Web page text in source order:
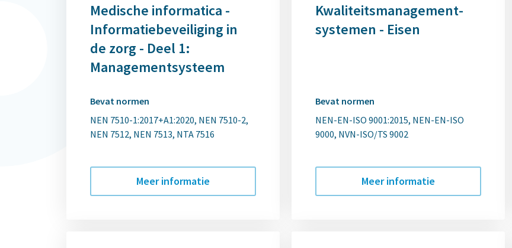
Medische informatica -
Informatiebeveiliging in
de zorg - Deel 1:
Managementsysteem
Bevat normen
NEN 7510-1:2017+A1:2020 NEN 7510-2
NEN 7512 NEN 7513 NTA 7516
Meer informatie
Kwaliteitsmanagement­
systemen - Eisen
Bevat normen
NEN-EN-ISO 9001:2015 NEN-EN-ISO
9000 NVN-ISO/TS 9002
Meer informatie